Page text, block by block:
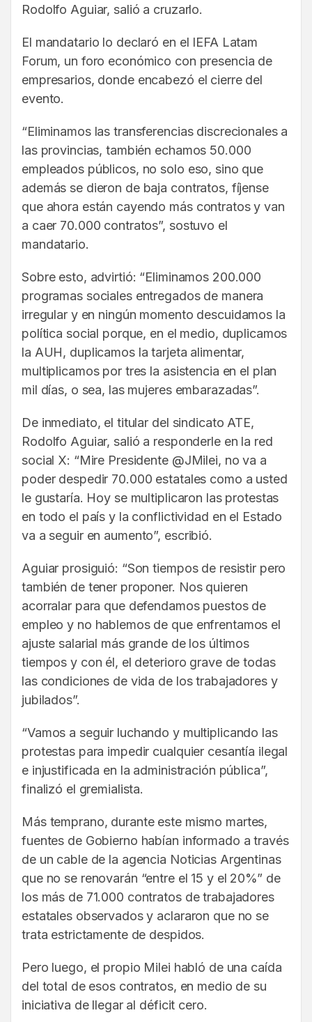
Rodolfo Aguiar, salió a cruzarlo.
El mandatario lo declaró en el IEFA Latam
Forum, un foro económico con presencia de
empresarios, donde encabezó el cierre del
evento.
“Eliminamos las transferencias discrecionales a
las provincias, también echamos 50.000
empleados públicos, no solo eso, sino que
además se dieron de baja contratos, fíjense
que ahora están cayendo más contratos y van
a caer 70.000 contratos”, sostuvo el
mandatario.
Sobre esto, advirtió: “Eliminamos 200.000
programas sociales entregados de manera
irregular y en ningún momento descuidamos la
política social porque, en el medio, duplicamos
la AUH, duplicamos la tarjeta alimentar,
multiplicamos por tres la asistencia en el plan
mil días, o sea, las mujeres embarazadas”.
De inmediato, el titular del sindicato ATE,
Rodolfo Aguiar, salió a responderle en la red
social X: “Mire Presidente @JMilei, no va a
poder despedir 70.000 estatales como a usted
le gustaría. Hoy se multiplicaron las protestas
en todo el país y la conflictividad en el Estado
va a seguir en aumento”, escribió.
Aguiar prosiguió: “Son tiempos de resistir pero
también de tener proponer. Nos quieren
acorralar para que defendamos puestos de
empleo y no hablemos de que enfrentamos el
ajuste salarial más grande de los últimos
tiempos y con él, el deterioro grave de todas
las condiciones de vida de los trabajadores y
jubilados”.
“Vamos a seguir luchando y multiplicando las
protestas para impedir cualquier cesantía ilegal
e injustificada en la administración pública”,
finalizó el gremialista.
Más temprano, durante este mismo martes,
fuentes de Gobierno habían informado a través
de un cable de la agencia Noticias Argentinas
que no se renovarán “entre el 15 y el 20%” de
los más de 71.000 contratos de trabajadores
estatales observados y aclararon que no se
trata estrictamente de despidos.
Pero luego, el propio Milei habló de una caída
del total de esos contratos, en medio de su
iniciativa de llegar al déficit cero.